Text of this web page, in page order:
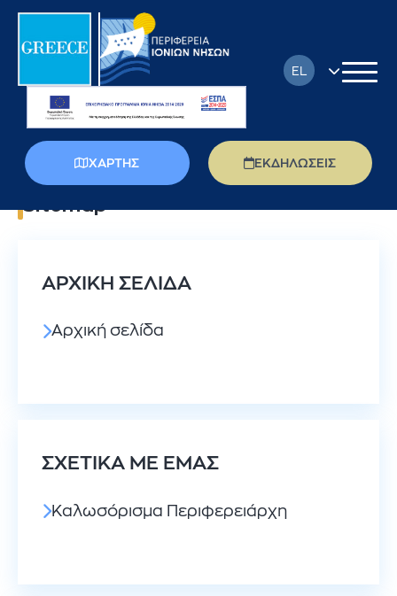
ΧΑΡΤΗΣ ΕΚΔΗΛΩΣΕΙΣ
EL
FR
Sitemap
ΑΡΧΙΚΗ ΣΕΛΙΔΑ
Αρχική σελίδα
ΣΧΕΤΙΚΑ ΜΕ ΕΜΑΣ
Καλωσόρισμα Περιφερειάρχη